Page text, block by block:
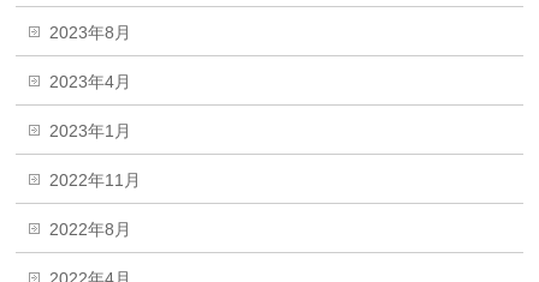
2023年8月
2023年4月
2023年1月
2022年11月
2022年8月
2022年4月